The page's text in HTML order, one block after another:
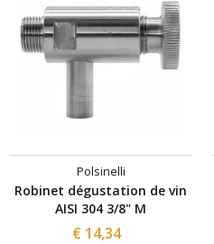
Polsinelli
Robinet dégustation de vin
AISI 304 3/8" M
€ 14,34